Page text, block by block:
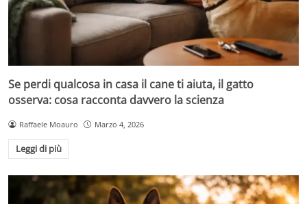
Se perdi qualcosa in casa il cane ti aiuta, il gatto
osserva: cosa racconta davvero la scienza
Raffaele Moauro Marzo 4, 2026
Leggi di più